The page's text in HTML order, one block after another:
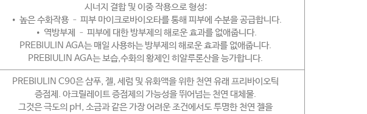
시너지 결합 및 이중 작용으로 형성:
• 높은 수화작용 – 피부 마이크로바이오타를 통해 피부에 수분을 공급합니다.
• 역방부제 – 피부에 대한 방부제의 해로운 효과를 없애줍니다.
PREBIULIN AGA는 매일 사용하는 방부제의 해로운 효과를 없애줍니다.
PREBIULIN AGA는 보습,수화의 황제인 히알루론산을 능가합니다.
PREBIULIN C90은 샴푸, 젤, 세럼 및 유화액을 위한 천연 유래 프리바이오틱
증점제. 아크릴레이트 증점제의 가능성을 뛰어넘는 천연 대체물.
그것은 극도의 pH, 소금과 같은 가장 어려운 조건에서도 투명한 천연 젤을